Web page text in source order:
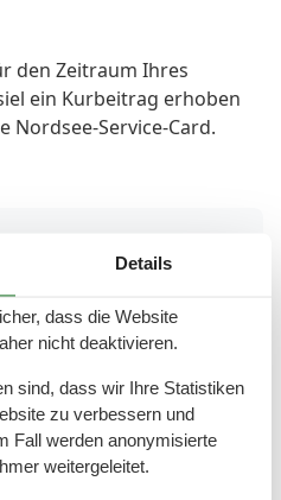
den Zeitraum Ihres
ein Kurbeitrag erhoben
Nordsee-Service-Card.
2 km
20 m
300 m
Details
dass die Website
nicht deaktivieren.
sind, dass wir Ihre Statistiken
zu verbessern und
Fall werden anonymisierte
weitergeleitet.